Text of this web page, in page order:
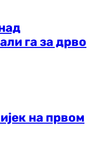
га за дрво
на првом